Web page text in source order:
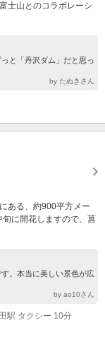
士山とのコラボレーシ
と「丹沢ダム」だと思っ
by たぬきさん
ある、約900平方メー
旬に開花しますので、菖
。本当に美しい景色が広
by ao10さん
駅 タクシー 10分